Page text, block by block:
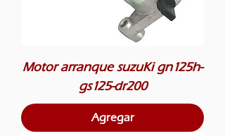
Motor arranque suzuKi gn125h-
gs125-dr200
Agregar